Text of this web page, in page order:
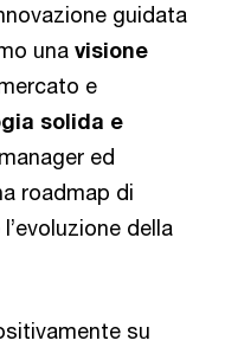
guidata
una visione
e
solida e
ed
roadmap di
della
su